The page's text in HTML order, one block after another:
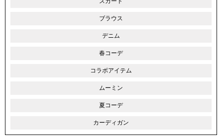
ブラウス
デニム
春コーデ
コラボアイテム
ムーミン
夏コーデ
カーディガン